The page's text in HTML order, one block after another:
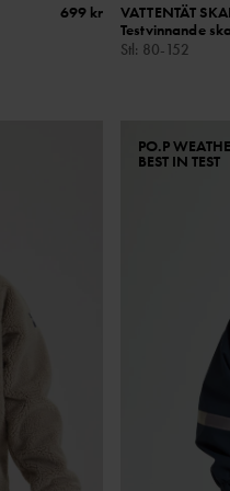
699 kr
VATTENTÄT
Testvinnande
Stl : 80-152
PO.P
BEST IN TEST